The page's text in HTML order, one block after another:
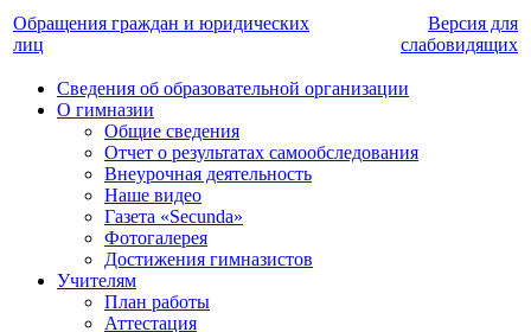
Обращения граждан и юридических
лиц
Версия для
слабовидящих
Сведения об образовательной организации
О гимназии
Общие сведения
Отчет о результатах самообследования
Внеурочная деятельность
Наше видео
Газета «Secunda»
Фотогалерея
Достижения гимназистов
Учителям
План работы
Аттестация